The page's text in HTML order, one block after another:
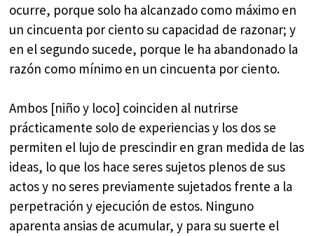
ocurre, porque solo ha alcanzado como máximo en
un cincuenta por ciento su capacidad de razonar; y
en el segundo sucede, porque le ha abandonado la
razón como mínimo en un cincuenta por ciento.
Ambos [niño y loco] coinciden al nutrirse
prácticamente solo de experiencias y los dos se
permiten el lujo de prescindir en gran medida de las
ideas, lo que los hace seres sujetos plenos de sus
actos y no seres previamente sujetados frente a la
perpetración y ejecución de estos. Ninguno
aparenta ansias de acumular, y para su suerte el